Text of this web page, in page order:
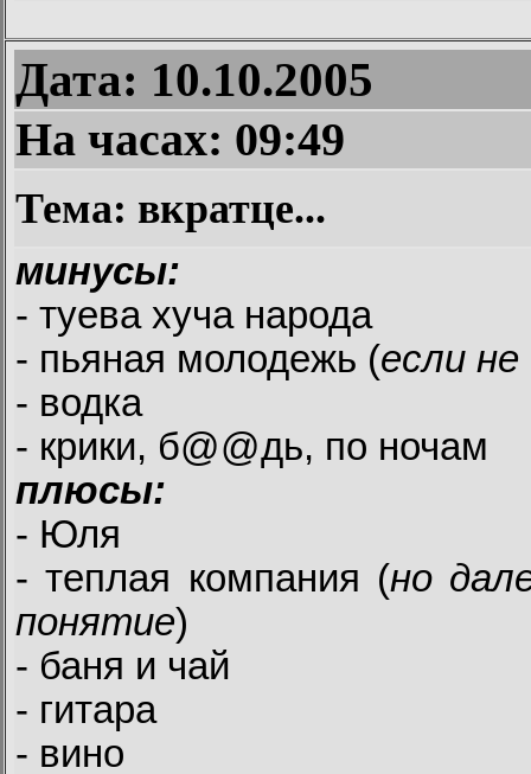
Дата: 10.10.2005
На часах: 09:49
Тема: вкратце...
минусы:
- туева хуча народа
- пьяная молодежь (если не
- водка
- крики, б@@дь, по ночам
плюсы:
- Юля
- теплая компания (но
понятие)
- баня и чай
- гитара
- вино